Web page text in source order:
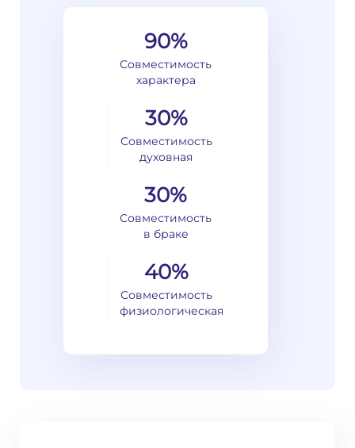
90%
Совместимость
характера
30%
Совместимость
духовная
30%
Совместимость
в браке
40%
Совместимость
физиологическая